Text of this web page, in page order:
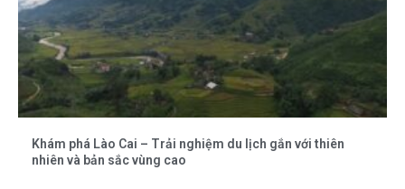
Khám phá Lào Cai – Trải nghiệm du lịch gắn với thiên
nhiên và bản sắc vùng cao